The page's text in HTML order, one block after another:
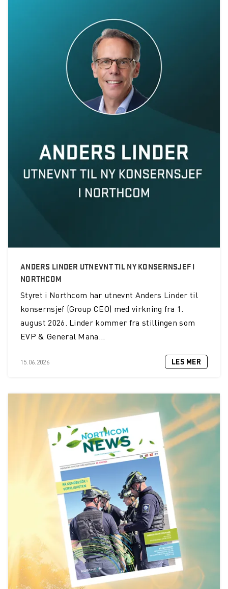
ANDERS LINDER UTNEVNT TIL NY KONSERNSJEF I
NORTHCOM
Styret i Northcom har utnevnt Anders Linder til
konsernsjef (Group CEO) med virkning fra 1.
august 2026. Linder kommer fra stillingen som
EVP & General Mana...
15.06.2026 LES MER